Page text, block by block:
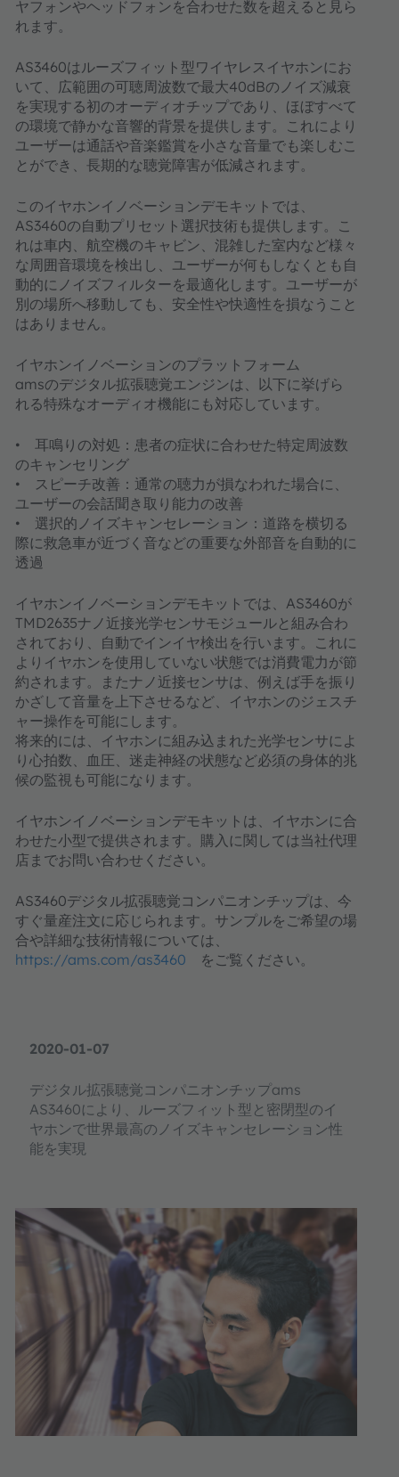
2020-01-07
デジタル拡張聴覚コンパニオンチップams
AS3460により、ルーズフィット型と密閉型のイ
ヤホンで世界最高のノイズキャンセレーション性
能を実現
ヤフォンやヘッドフォンを合わせた数を超えると見ら
れます。
AS3460はルーズフィット型ワイヤレスイヤホンにお
いて、広範囲の可聴周波数で最大40dBのノイズ減衰
を実現する初のオーディオチップであり、ほぼすべて
の環境で静かな音響的背景を提供します。これにより
ユーザーは通話や音楽鑑賞を小さな音量でも楽しむこ
とができ、長期的な聴覚障害が低減されます。
このイヤホンイノベーションデモキットでは、
AS3460の自動プリセット選択技術も提供します。こ
れは車内、航空機のキャビン、混雑した室内など様々
な周囲音環境を検出し、ユーザーが何もしなくとも自
動的にノイズフィルターを最適化します。ユーザーが
別の場所へ移動しても、安全性や快適性を損なうこと
はありません。
イヤホンイノベーションのプラットフォーム
amsのデジタル拡張聴覚エンジンは、以下に挙げら
れる特殊なオーディオ機能にも対応しています。
• 耳鳴りの対処：患者の症状に合わせた特定周波数
のキャンセリング
• スピーチ改善：通常の聴力が損なわれた場合に、
ユーザーの会話聞き取り能力の改善
• 選択的ノイズキャンセレーション：道路を横切る
際に救急車が近づく音などの重要な外部音を自動的に
透過
イヤホンイノベーションデモキットでは、AS3460が
TMD2635ナノ近接光学センサモジュールと組み合わ
されており、自動でインイヤ検出を行います。これに
よりイヤホンを使用していない状態では消費電力が節
約されます。またナノ近接センサは、例えば手を振り
かざして音量を上下させるなど、イヤホンのジェスチ
ャー操作を可能にします。
将来的には、イヤホンに組み込まれた光学センサによ
り心拍数、血圧、迷走神経の状態など必須の身体的兆
候の監視も可能になります。
イヤホンイノベーションデモキットは、イヤホンに合
わせた小型で提供されます。購入に関しては当社代理
店までお問い合わせください。
AS3460デジタル拡張聴覚コンパニオンチップは、今
すぐ量産注文に応じられます。サンプルをご希望の場
合や詳細な技術情報については、
https://ams.com/as3460 をご覧ください。